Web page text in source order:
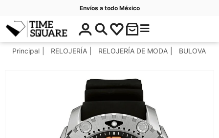
Envíos a todo México
Timesquare
$
0
.
C
t
o
r
s
Principal RELOJERÍA RELOJERÍA DE MODA BULOVA